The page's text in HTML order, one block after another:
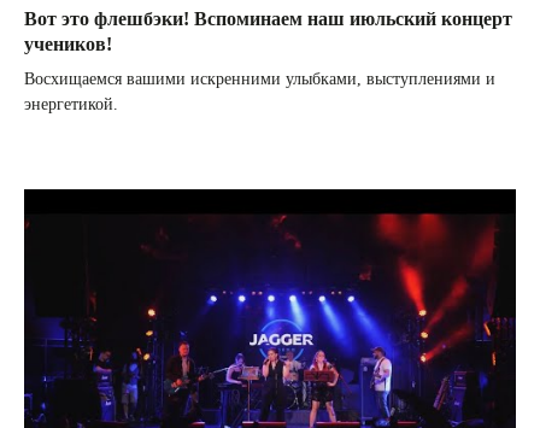
Вот это флешбэки! Вспоминаем наш июльский концерт
учеников!
Восхищаемся вашими искренними улыбками, выступлениями и
энергетикой.